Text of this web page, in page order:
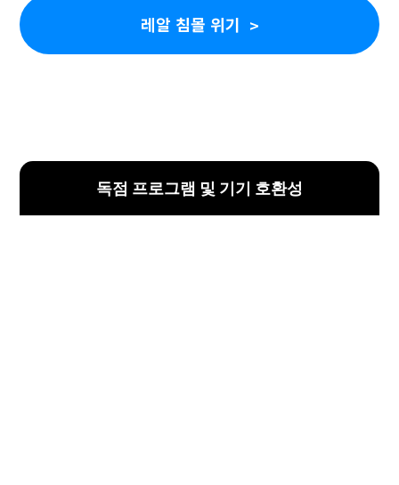
레알 침몰 위기
독점 프로그램 및 기기 호환성